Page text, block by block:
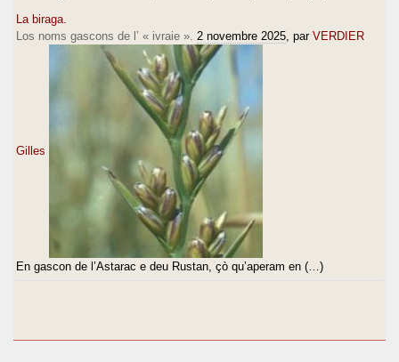
La biraga.
Los noms gascons de l’ « ivraie ». 2 novembre 2025 , par VERDIER
Gilles
En gascon de l’Astarac e deu Rustan, çò qu’aperam en (…)